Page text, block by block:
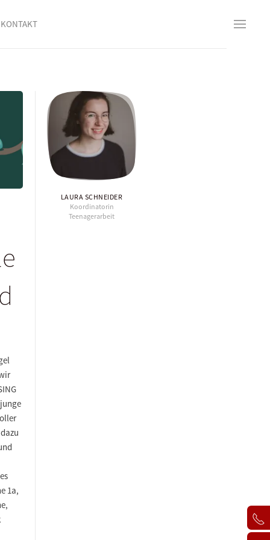
KONTAKT
1a,
LAURA SCHNEIDER
Koordinatorin
Teenagerarbeit